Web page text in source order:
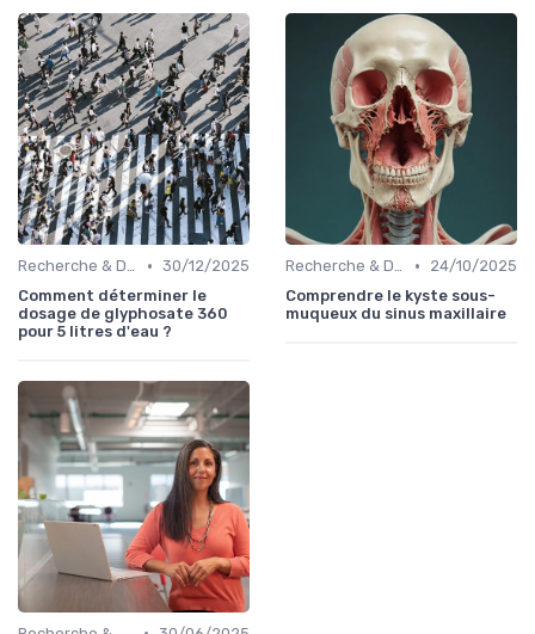
Recherche & Développement • 30/12/2025
Comment déterminer le
dosage de glyphosate 360
pour 5 litres d'eau ?
Recherche & Développement •
24/10/2025
Comprendre le kyste sous-
muqueux du sinus maxillaire